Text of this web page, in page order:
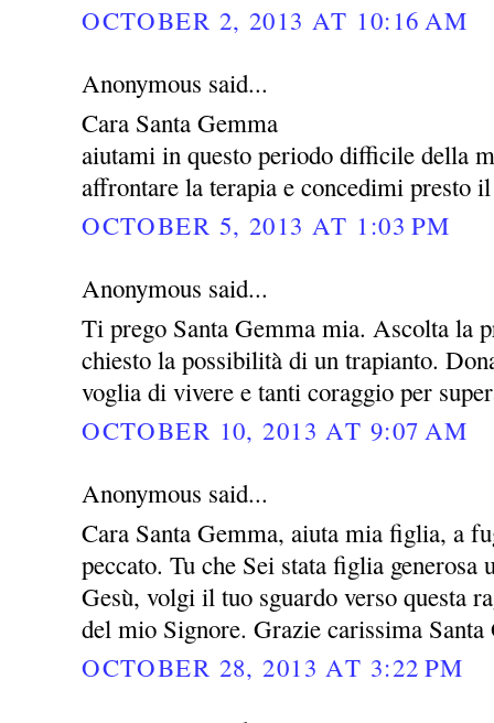
OCTOBER 2, 2013 AT 10:16 AM
Anonymous said...
Cara Santa Gemma
aiutami in questo periodo difficile della
affrontare la terapia e concedimi presto
OCTOBER 5, 2013 AT 1:03 PM
Anonymous said...
Ti prego Santa Gemma mia. Ascolta la
chiesto la possibilità di un trapianto.
voglia di vivere e tanti coraggio per
OCTOBER 10, 2013 AT 9:07 AM
Anonymous said...
Cara Santa Gemma, aiuta mia figlia, a
peccato. Tu che Sei stata figlia generosa
Gesù, volgi il tuo sguardo verso questa
del mio Signore. Grazie carissima Santa
OCTOBER 28, 2013 AT 3:22 PM